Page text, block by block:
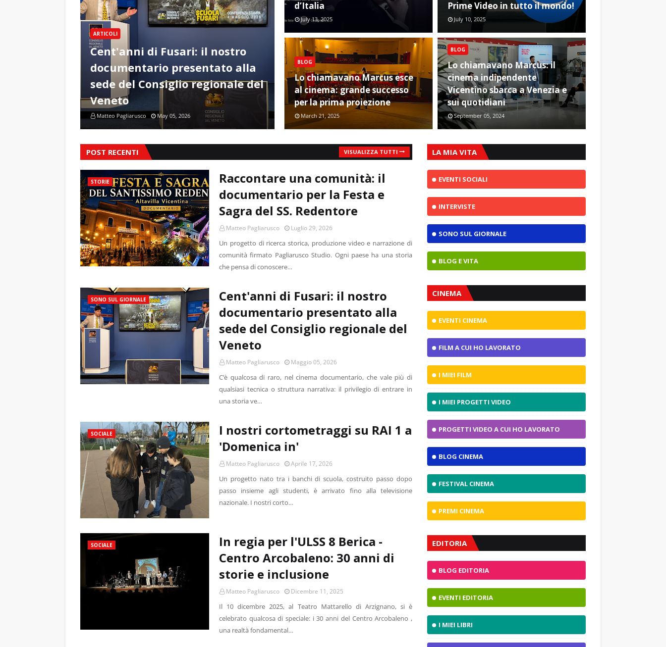
ARTICOLI
Cent'anni di Fusari: il nostro
documentario presentato alla
sede del Consiglio regionale del
Veneto
Matteo Pagliarusco May 05, 2026
d’Italia
July 13, 2025
Prime Video in tutto il mondo!
July 10, 2025
BLOG
Lo chiamavano Marcus esce
al cinema: grande successo
per la prima proiezione
March 21, 2025
BLOG
Lo chiamavano Marcus: il
cinema indipendente
Vicentino sbarca a Venezia e
sui quotidiani
September 05, 2024
POST RECENTI VISUALIZZA TUTTI
STORIE
Raccontare una comunità: il
documentario per la Festa e
Sagra del SS. Redentore
Matteo Pagliarusco Luglio 29, 2026
Un progetto di ricerca storica, produzione video e narrazione di
comunità firmato Pagliarusco Studio. Ogni paese ha una storia
che pensa di conoscere…
SONO SUL GIORNALE
Cent'anni di Fusari: il nostro
documentario presentato alla
sede del Consiglio regionale del
Veneto
Matteo Pagliarusco Maggio 05, 2026
C’è qualcosa di raro, nel cinema documentario, che vale più di
qualsiasi tecnica o struttura narrativa: il privilegio di entrare in
una storia ve…
SOCIALE
I nostri cortometraggi su RAI 1 a
'Domenica in'
Matteo Pagliarusco Aprile 17, 2026
Un progetto nato tra i banchi di scuola, costruito passo dopo
passo insieme agli studenti, è arrivato fino alla televisione
nazionale. I nostri corto…
SOCIALE
In regia per l'ULSS 8 Berica -
Centro Arcobaleno: 30 anni di
storie e inclusione
Matteo Pagliarusco Dicembre 11, 2025
Il 10 dicembre 2025, al Teatro Mattarello di Arzignano, si è
celebrato qualcosa di speciale: i 30 anni del Centro Arcobaleno ,
una realtà fondamental…
LA MIA VITA
EVENTI SOCIALI
INTERVISTE
SONO SUL GIORNALE
BLOG E VITA
CINEMA
EVENTI CINEMA
FILM A CUI HO LAVORATO
I MIEI FILM
I MIEI PROGETTI VIDEO
PROGETTI VIDEO A CUI HO LAVORATO
BLOG CINEMA
FESTIVAL CINEMA
PREMI CINEMA
EDITORIA
BLOG EDITORIA
EVENTI EDITORIA
I MIEI LIBRI